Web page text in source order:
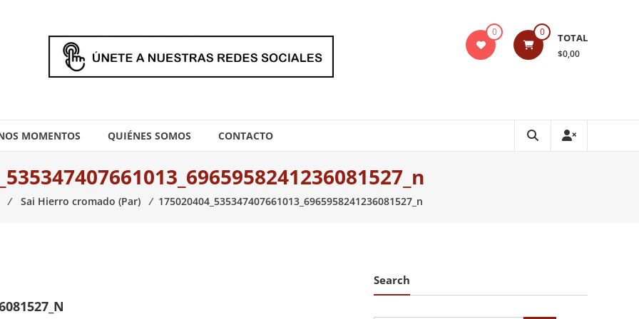
0 0 TOTAL
$0,00
MOMENTOS QUIÉNES SOMOS CONTACTO
⁄ Sai Hierro cromado (Par) ⁄ 175020404_535347407661013_6965958241236081527_n
Search